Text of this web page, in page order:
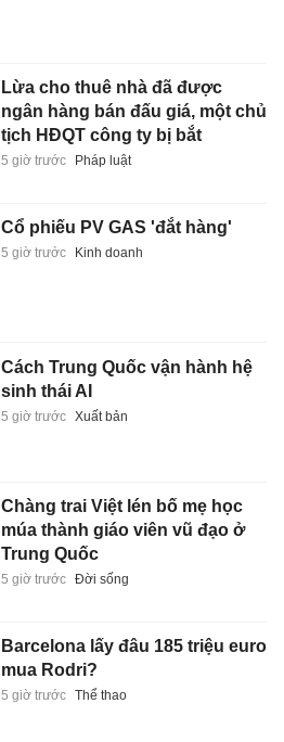
Lừa cho thuê nhà đã được
ngân hàng bán đấu giá, một chủ
tịch HĐQT công ty bị bắt
5 giờ trước Pháp luật
Cổ phiếu PV GAS 'đắt hàng'
5 giờ trước Kinh doanh
Cách Trung Quốc vận hành hệ
sinh thái AI
5 giờ trước Xuất bản
Chàng trai Việt lén bố mẹ học
múa thành giáo viên vũ đạo ở
Trung Quốc
5 giờ trước Đời sống
Barcelona lấy đâu 185 triệu euro
mua Rodri?
5 giờ trước Thể thao